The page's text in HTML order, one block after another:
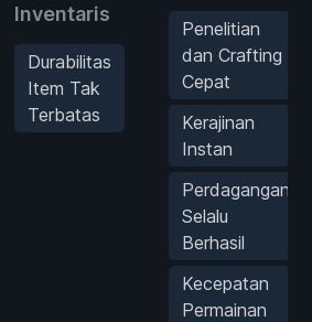
Inventaris
Durabilitas
Item Tak
Terbatas
Penelitian
dan Crafting
Cepat
Kerajinan
Instan
Perdagangan
Selalu
Berhasil
Kecepatan
Permainan